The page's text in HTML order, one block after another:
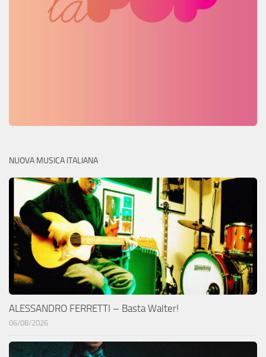
NUOVA MUSICA ITALIANA
ALESSANDRO FERRETTI – Basta Walter!
06/08/2026